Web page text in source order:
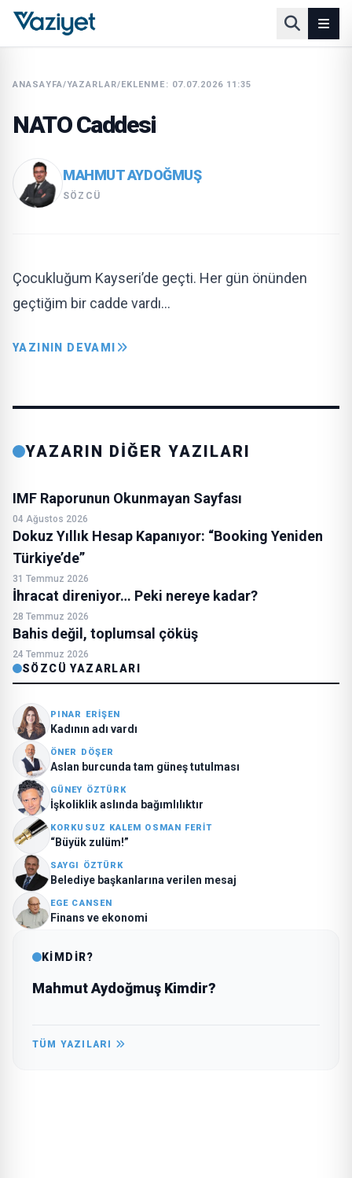
ANASAYFA/YAZARLAR/EKLENME: 07.07.2026 11:35
NATO Caddesi
MAHMUT AYDOĞMUŞ
SÖZCÜ
Çocukluğum Kayseri’de geçti. Her gün önünden
geçtiğim bir cadde vardı…
YAZININ DEVAMI
YAZARIN DİĞER YAZILARI
IMF Raporunun Okunmayan Sayfası
04 Ağustos 2026
Dokuz Yıllık Hesap Kapanıyor: “Booking Yeniden
Türkiye’de”
31 Temmuz 2026
İhracat direniyor… Peki nereye kadar?
28 Temmuz 2026
Bahis değil, toplumsal çöküş
24 Temmuz 2026
SÖZCÜ YAZARLARI
PINAR ERIŞEN
Kadının adı vardı
ÖNER DÖŞER
Aslan burcunda tam güneş tutulması
GÜNEY ÖZTÜRK
İşkoliklik aslında bağımlılıktır
KORKUSUZ KALEM OSMAN FERIT
“Büyük zulüm!”
SAYGI ÖZTÜRK
Belediye başkanlarına verilen mesaj
EGE CANSEN
Finans ve ekonomi
KİMDİR?
Mahmut Aydoğmuş Kimdir?
TÜM YAZILARI